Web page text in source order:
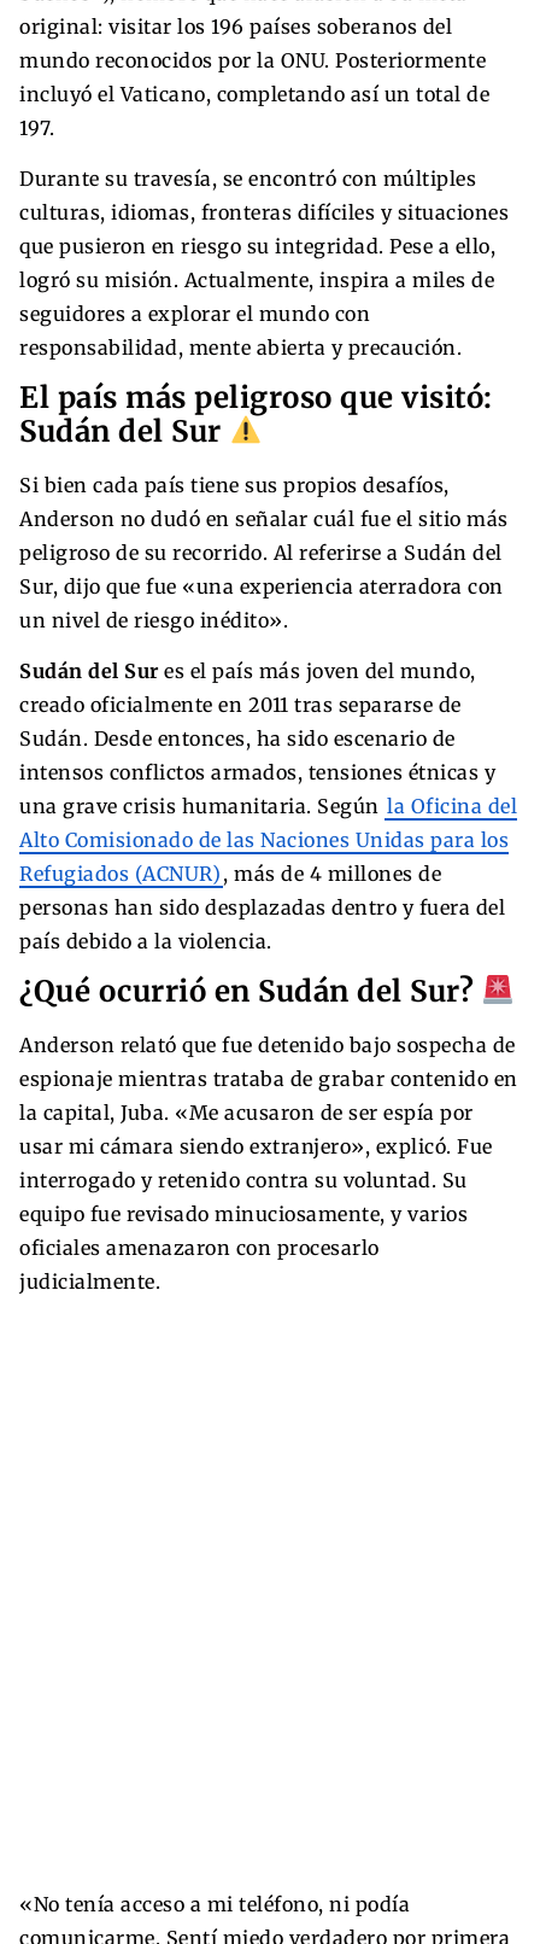
original: visitar los 196 países soberanos del
mundo reconocidos por la ONU. Posteriormente
incluyó el Vaticano, completando así un total de
197.
Durante su travesía, se encontró con múltiples
culturas, idiomas, fronteras difíciles y situaciones
que pusieron en riesgo su integridad. Pese a ello,
logró su misión. Actualmente, inspira a miles de
seguidores a explorar el mundo con
responsabilidad, mente abierta y precaución.
El país más peligroso que visitó:
Sudán del Sur
Si bien cada país tiene sus propios desafíos,
Anderson no dudó en señalar cuál fue el sitio más
peligroso de su recorrido. Al referirse a Sudán del
Sur, dijo que fue «una experiencia aterradora con
un nivel de riesgo inédito».
Sudán del Sures el país más joven del mundo,
creado oficialmente en 2011 tras separarse de
Sudán. Desde entonces, ha sido escenario de
intensos conflictos armados, tensiones étnicas y
una grave crisis humanitaria. Según la Oficina del
Alto Comisionado de las Naciones Unidas para los
Refugiados (ACNUR) , más de 4 millones de
personas han sido desplazadas dentro y fuera del
país debido a la violencia.
¿Qué ocurrió en Sudán del Sur?
Anderson relató que fue detenido bajo sospecha de
espionaje mientras trataba de grabar contenido en
la capital, Juba. «Me acusaron de ser espía por
usar mi cámara siendo extranjero», explicó. Fue
interrogado y retenido contra su voluntad. Su
equipo fue revisado minuciosamente, y varios
oficiales amenazaron con procesarlo
judicialmente.
«No tenía acceso a mi teléfono, ni podía
comunicarme. Sentí miedo verdadero por primera